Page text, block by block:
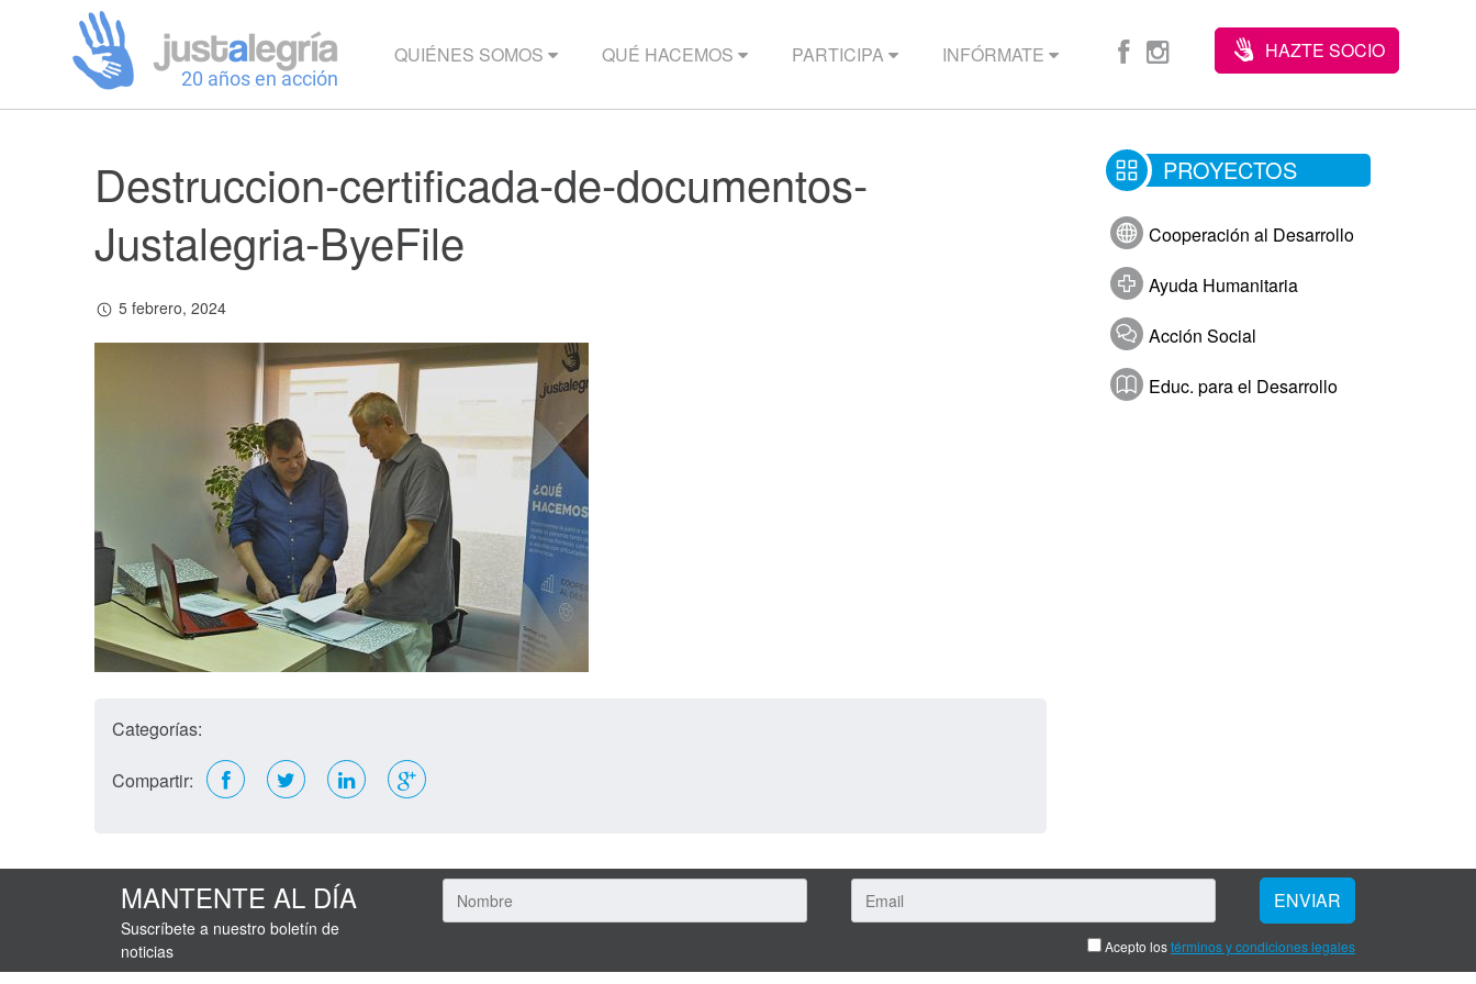
QUIÉNES SOMOS QUÉ HACEMOS PARTICIPA INFÓRMATE HAZTE SOCIO
Destruccion-certificada-de-documentos-
Justalegria-ByeFile
5 febrero, 2024
Categorías:
Compartir:
PROYECTOS
Cooperación al Desarrollo
Ayuda Humanitaria
Acción Social
Educ. para el Desarrollo
MANTENTE AL DÍA
Suscríbete a nuestro boletín de
noticias
Acepto lostérminos y condiciones legales